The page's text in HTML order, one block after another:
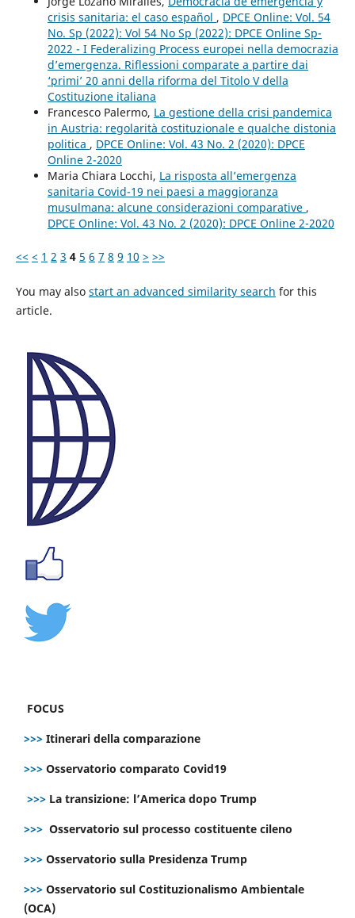
crisis sanitaria: el caso español , DPCE Online: Vol. 54
No. Sp (2022): Vol 54 No Sp (2022): DPCE Online Sp-
2022 - I Federalizing Process europei nella democrazia
d’emergenza. Riflessioni comparate a partire dai
‘primi’ 20 anni della riforma del Titolo V della
Costituzione italiana
Francesco Palermo, La gestione della crisi pandemica
in Austria: regolarità costituzionale e qualche distonia
politica , DPCE Online: Vol. 43 No. 2 (2020): DPCE
Online 2-2020
Maria Chiara Locchi, La risposta all’emergenza
sanitaria Covid-19 nei paesi a maggioranza
musulmana: alcune considerazioni comparative ,
DPCE Online: Vol. 43 No. 2 (2020): DPCE Online 2-2020
<< < 1 2 3 4 5 6 7 8 9 10 > >>
You may also start an advanced similarity search for this
article.
FOCUS
>>> Itinerari della comparazione
>>> Osservatorio comparato Covid19
>>> La transizione: l’America dopo Trump
>>> Osservatorio sul processo costituente cileno
>>> Osservatorio sulla Presidenza Trump
>>> Osservatorio sul Costituzionalismo Ambientale
(OCA)